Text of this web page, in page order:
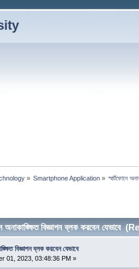
» Smartphone Application » স্মার্টফোনে
অনাকাঙ্ক্ষিত বিজ্ঞাপন ব্লক করবেন
বিজ্ঞাপন ব্লক করবেন যেভাবে
01, 2023, 03:48:36 PM »